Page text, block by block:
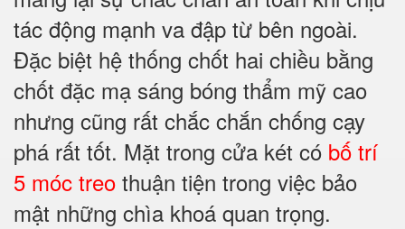
tác động mạnh va đập từ bên ngoài.
Đặc biệt hệ thống chốt hai chiều bằng
chốt đặc mạ sáng bóng thẩm mỹ cao
nhưng cũng rất chắc chắn chống cạy
phá rất tốt. Mặt trong cửa két có bố trí
5 móc treo thuận tiện trong việc bảo
mật những chìa khoá quan trọng.